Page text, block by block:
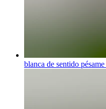
blanca de sentido pésame